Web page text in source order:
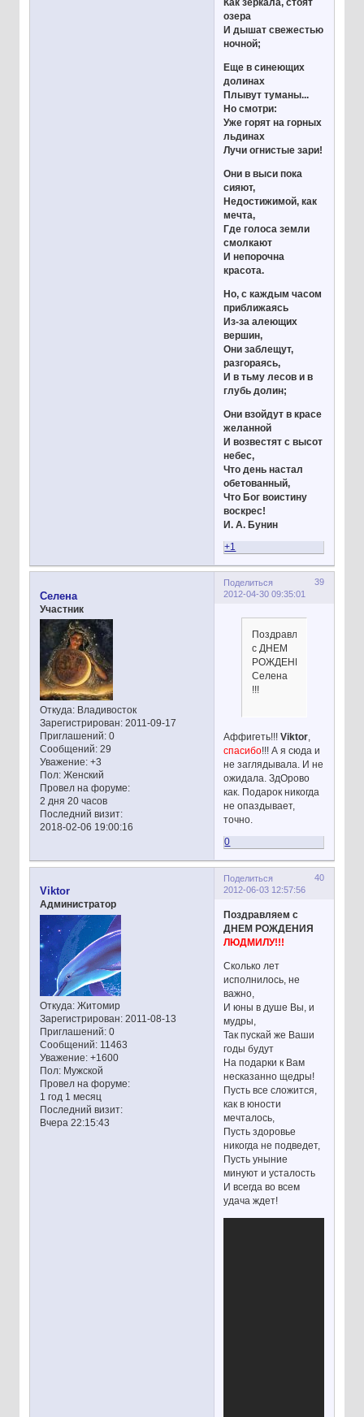
Как зеркала, стоят
озера
И дышат свежестью
ночной;
Еще в синеющих
долинах
Плывут туманы...
Но смотри:
Уже горят на горных
льдинах
Лучи огнистые зари!
Они в выси пока
сияют,
Недостижимой, как
мечта,
Где голоса земли
смолкают
И непорочна
красота.
Но, с каждым часом
приближаясь
Из-за алеющих
вершин,
Они заблещут,
разгораясь,
И в тьму лесов и в
глубь долин;
Они взойдут в красе
желанной
И возвестят с высот
небес,
Что день настал
обетованный,
Что Бог воистину
воскрес!
И. А. Бунин
+1
Поделиться
39
2012-04-30 09:35:01
Селена
Участник
Откуда:Владивосток
Зарегистрирован: 2011-09-17
Приглашений:0
Сообщений:29
Уважение: +3
Пол:Женский
Провел на форуме:
2 дня 20 часов
Последний визит:
2018-02-06 19:00:16
Поздравляем
с ДНЕМ
РОЖДЕНИЯ
Селена
!!!
Аффигеть!!!Viktor,
спасибо!!! А я сюда и
не заглядывала. И не
ожидала. ЗдОрово
как. Подарок никогда
не опаздывает,
точно.
0
Поделиться
40
2012-06-03 12:57:56
Viktor
Администратор
Откуда:Житомир
Зарегистрирован: 2011-08-13
Приглашений:0
Сообщений:11463
Уважение: +1600
Пол:Мужской
Провел на форуме:
1 год 1 месяц
Последний визит:
Вчера 22:15:43
Поздравляем с
ДНЕМ РОЖДЕНИЯ
ЛЮДМИЛУ!!!
Сколько лет
исполнилось, не
важно,
И юны в душе Вы, и
мудры,
Так пускай же Ваши
годы будут
На подарки к Вам
несказанно щедры!
Пусть все сложится,
как в юности
мечталось,
Пусть здоровье
никогда не подведет,
Пусть уныние
минуют и усталость
И всегда во всем
удача ждет!